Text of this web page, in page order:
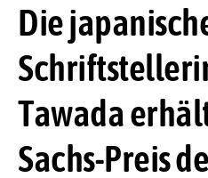
Die
Tawada
Sachs-Preis